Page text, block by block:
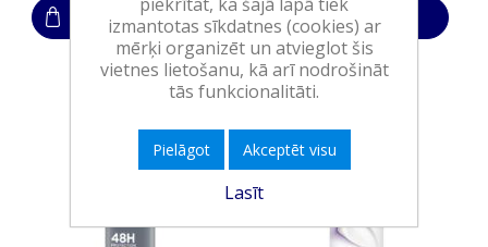
Ielikt grozā Ielikt grozā
izmantotas sīkdatnes (cookies) ar
mērķi organizēt un atvieglot šis
vietnes lietošanu, kā arī nodrošināt
tās funkcionalitāti.
Pielāgot Akceptēt visu
Lasīt